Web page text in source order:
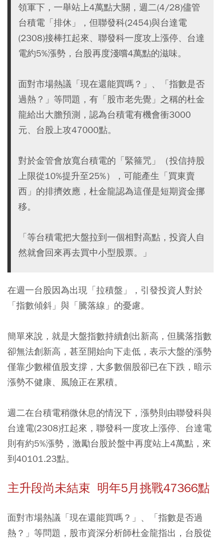
領軍下，一舉站上4萬點大關，週二(4/28)儘管
台積電「排休」，但聯發科(2454)與台達電
(2308)接棒扛起來、聯發科一度攻上漲停、台達
電約5%漲勢，台股再度淺嚐4萬點的滋味。
面對市場熱議「現在還能買嗎？」、「指數是否
過熱？」等問題，有「股市老先覺」之稱的杜金
龍給出大膽預測，認為台積電有機會衝3000
元、台股上攻47000點。
對於金管會放寬台積電的「緊箍咒」（投信持股
上限從10%提升至25%），可能產生「買東賣
西」的排擠效應，杜金龍認為這僅是短期資金挪
移。
「等台積電把大盤拉到一個相對高點，投資人自
然就會回來再去買中小型股票。」
在週一台股因為出現「拉積盤」，引發投資人對於
「指數傾斜」與「騰落線」的憂慮。
簡單來說，就是大盤指數持續創出新高，但騰落指數
卻無法創新高，甚至開始向下走低，表示大盤的漲勢
僅靠少數權值股支撐，大多數個股卻已在下跌，暗示
漲勢不健康、風險正在累積。
週二在台積電稍微休息的情況下，漲勢則由聯發科與
台達電(2308)扛起來，聯發科一度攻上漲停、台達電
則有約5%漲勢，激勵台股於盤中再度站上4萬點，來
到40101.23點。
主升段尚未結束 明年5月挑戰47366點
面對市場熱議「現在還能買嗎？」、「指數是否過
熱？」等問題，股市資深分析師杜金龍指出，台股從